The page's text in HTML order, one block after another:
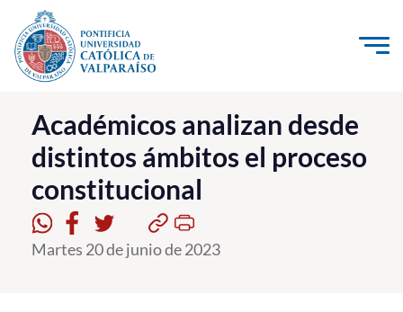
Click acá para ir directamente al contenido
La Universidad
Investigación, Creación e Innovación
PUCV Internacional
Vinculación con el Medio
Académicos analizan desde
distintos ámbitos el proceso
constitucional
Martes 20 de junio de 2023